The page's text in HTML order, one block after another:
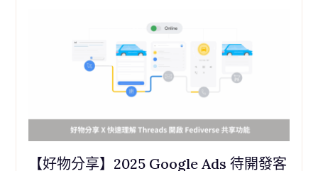
【好物分享】2025 Google Ads 待開發客